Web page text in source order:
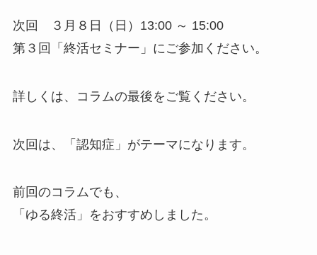
次回 ３月８日（日）13:00 ～ 15:00
第３回「終活セミナー」にご参加ください。
詳しくは、コラムの最後をご覧ください。
次回は、「認知症」がテーマになります。
前回のコラムでも、
「ゆる終活」をおすすめしました。